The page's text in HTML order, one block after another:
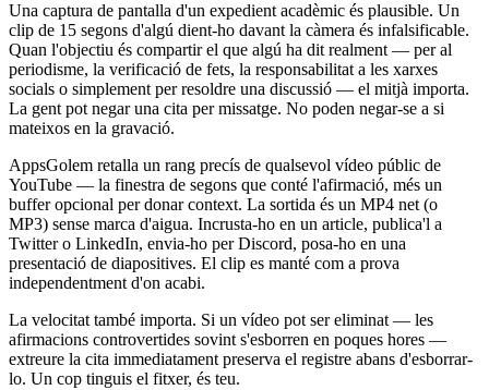
Una captura de pantalla d'un expedient acadèmic és plausible. Un
clip de 15 segons d'algú dient-ho davant la càmera és infalsificable.
Quan l'objectiu és compartir el que algú ha dit realment — per al
periodisme, la verificació de fets, la responsabilitat a les xarxes
socials o simplement per resoldre una discussió — el mitjà importa.
La gent pot negar una cita per missatge. No poden negar-se a si
mateixos en la gravació.
AppsGolem retalla un rang precís de qualsevol vídeo públic de
YouTube — la finestra de segons que conté l'afirmació, més un
buffer opcional per donar context. La sortida és un MP4 net (o
MP3) sense marca d'aigua. Incrusta-ho en un article, publica'l a
Twitter o LinkedIn, envia-ho per Discord, posa-ho en una
presentació de diapositives. El clip es manté com a prova
independentment d'on acabi.
La velocitat també importa. Si un vídeo pot ser eliminat — les
afirmacions controvertides sovint s'esborren en poques hores —
extreure la cita immediatament preserva el registre abans d'esborrar-
lo. Un cop tinguis el fitxer, és teu.